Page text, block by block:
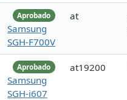
Aprobado
Samsung
SGH-F700V
at
Aprobado
Samsung
SGH-i607
at19200